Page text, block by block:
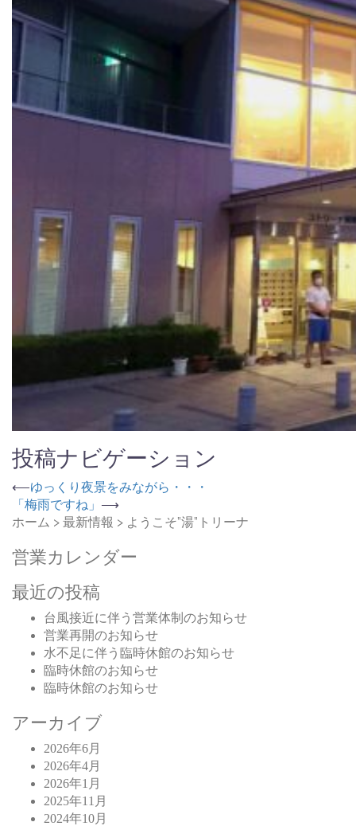
投稿ナビゲーション
⟵ゆっくり夜景をみながら・・・
「梅雨ですね」 ⟶
ホーム > 最新情報 > ようこそ”湯”トリーナ
営業カレンダー
最近の投稿
台風接近に伴う営業体制のお知らせ
営業再開のお知らせ
水不足に伴う臨時休館のお知らせ
臨時休館のお知らせ
臨時休館のお知らせ
アーカイブ
2026年6月
2026年4月
2026年1月
2025年11月
2024年10月